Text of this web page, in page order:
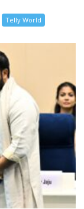
Telly World